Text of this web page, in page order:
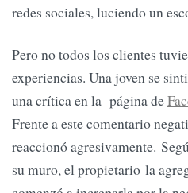
redes sociales, luciendo un
Pero no todos los clientes
experiencias. Una joven se
una crítica en la página de
Frente a este comentario
reaccionó agresivamente.
su muro, el propietario la